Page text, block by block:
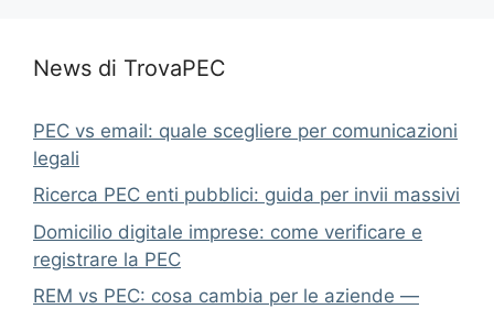
News di TrovaPEC
PEC vs email: quale scegliere per comunicazioni
legali
Ricerca PEC enti pubblici: guida per invii massivi
Domicilio digitale imprese: come verificare e
registrare la PEC
REM vs PEC: cosa cambia per le aziende —